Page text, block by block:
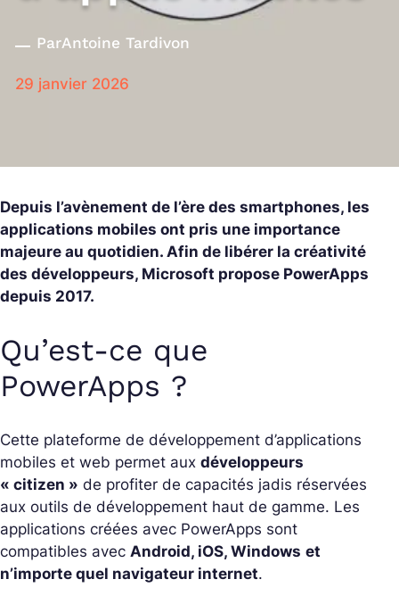
ParAntoine Tardivon
29 janvier 2026
Depuis l’avènement de l’ère des smartphones, les
applications mobiles ont pris une importance
majeure au quotidien. Afin de libérer la créativité
des développeurs, Microsoft propose PowerApps
depuis 2017.
Qu’est-ce que
PowerApps ?
Cette plateforme de développement d’applications
mobiles et web permet aux développeurs
« citizen » de profiter de capacités jadis réservées
aux outils de développement haut de gamme. Les
applications créées avec PowerApps sont
compatibles avec Android, iOS, Windows et
n’importe quel navigateur internet.